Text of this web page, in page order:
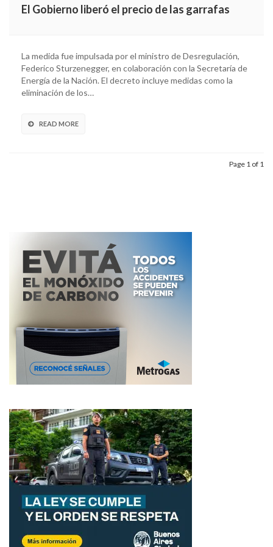
El Gobierno liberó el precio de las garrafas
La medida fue impulsada por el ministro de Desregulación,
Federico Sturzenegger, en colaboración con la Secretaría de
Energía de la Nación. El decreto incluye medidas como la
eliminación de los…
READ MORE
Page 1 of 1